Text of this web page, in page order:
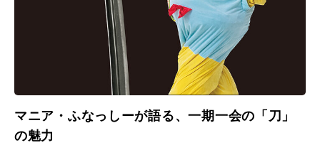
マニア・ふなっしーが語る、一期一会の「刀」
の魅力